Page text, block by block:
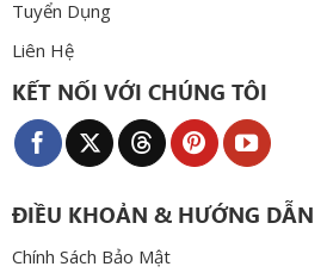
Tuyển Dụng
Liên Hệ
KẾT NỐI VỚI CHÚNG TÔI
ĐIỀU KHOẢN & HƯỚNG DẪN
Chính Sách Bảo Mật